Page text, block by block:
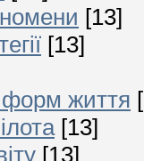
[13]
[13]
форм життя
[13]
[13]